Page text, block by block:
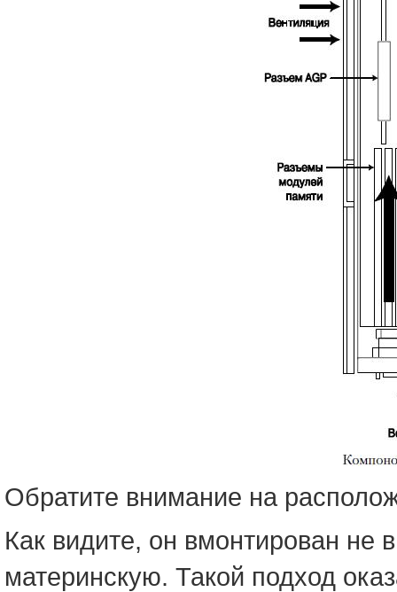
Обратите внимание на
Как видите, он вмонтирован не
материнскую. Такой подход